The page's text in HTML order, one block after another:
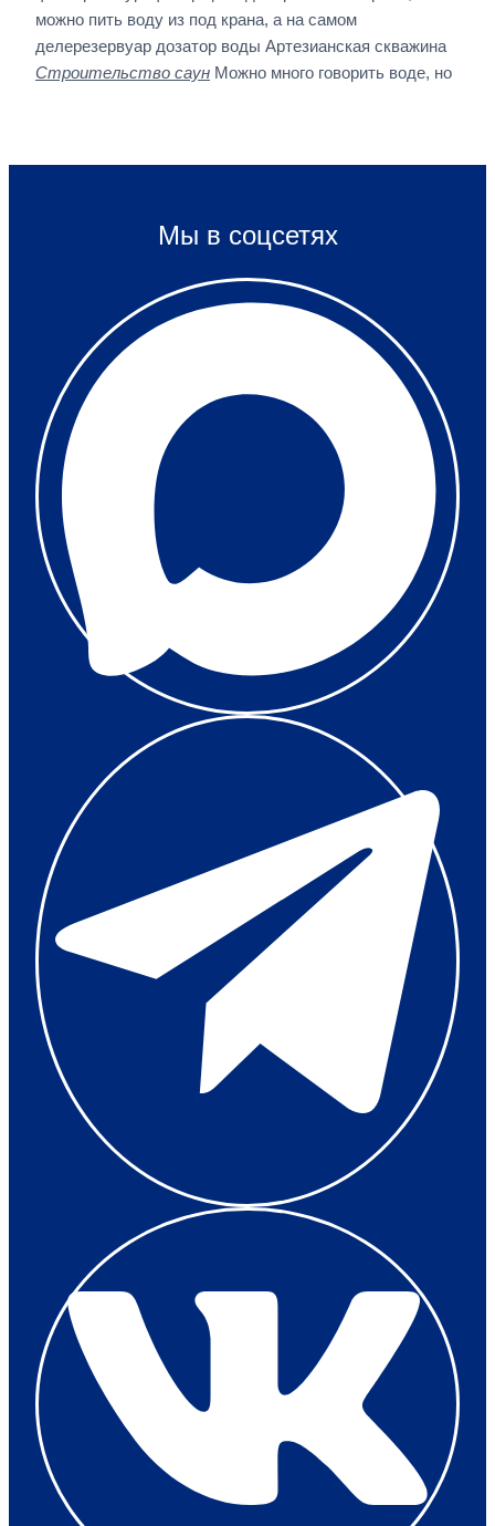
можно пить воду из под крана, а на самом
делерезервуар дозатор воды Артезианская скважина
Строительство саун Можно много говорить воде, но
Мы в соцсетях